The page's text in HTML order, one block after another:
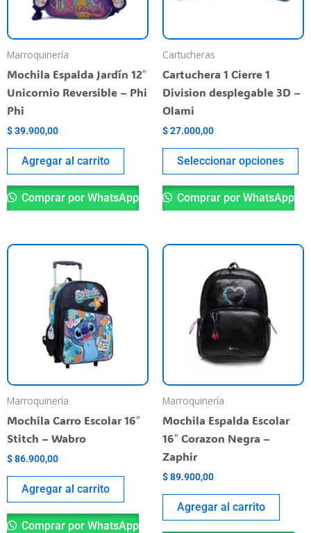
Marroquinería
Mochila Espalda Jardín 12″
Unicornio Reversible – Phi
Phi
$39.900,00
Agregar al carrito
Comprar por WhatsApp
Cartucheras
Cartuchera 1 Cierre 1
Division desplegable 3D –
Olami
$27.000,00
Seleccionar opciones
Comprar por WhatsApp
Marroquinería
Mochila Carro Escolar 16″
Stitch – Wabro
$86.900,00
Agregar al carrito
Comprar por WhatsApp
Marroquinería
Mochila Espalda Escolar
16″ Corazon Negra –
Zaphir
$89.900,00
Agregar al carrito